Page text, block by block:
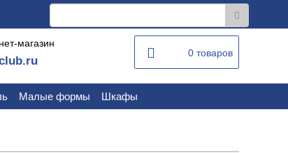
магазин
0 товаров
Малые формы Шкафы